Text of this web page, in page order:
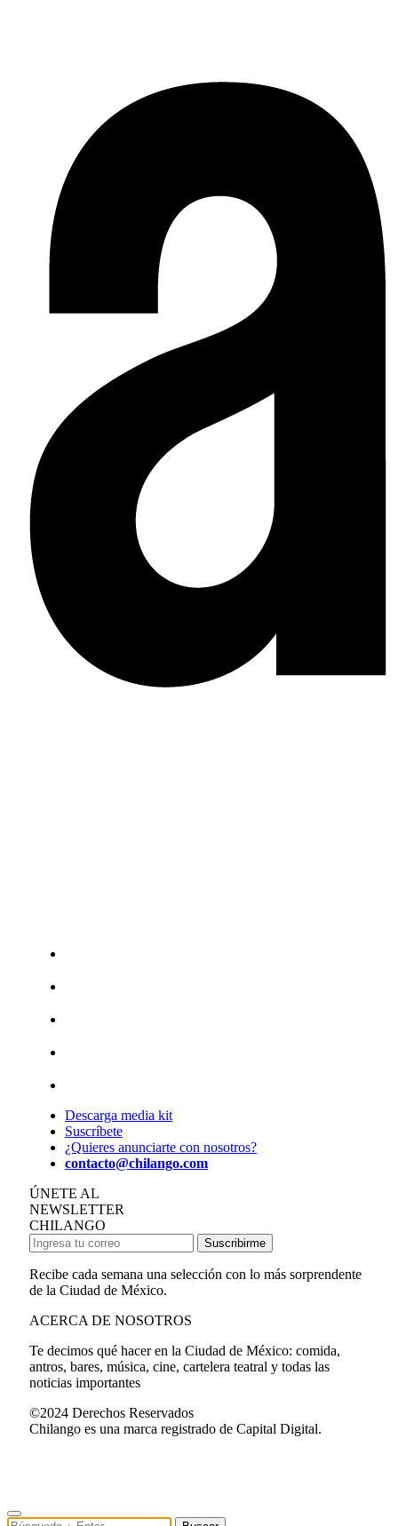
Descarga media kit
Suscríbete
¿Quieres anunciarte con nosotros?
contacto@chilango.com
ÚNETE AL
NEWSLETTER
CHILANGO
Suscribirme
Recibe cada semana una selección con lo más sorprendente
de la Ciudad de México.
ACERCA DE NOSOTROS
Te decimos qué hacer en la Ciudad de México: comida,
antros, bares, música, cine, cartelera teatral y todas las
noticias importantes
©2024 Derechos Reservados
Chilango es una marca registrado de Capital Digital.